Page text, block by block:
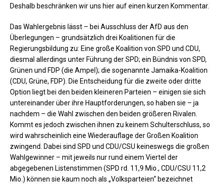
Deshalb beschränken wir uns hier auf einen kurzen Kommentar.
Das Wahlergebnis lässt – bei Ausschluss der AfD aus den
Überlegungen – grundsätzlich drei Koalitionen für die
Regierungsbildung zu: Eine große Koalition von SPD und CDU,
diesmal allerdings unter Führung der SPD; ein Bündnis von SPD,
Grünen und FDP (die Ampel); die sogenannte Jamaika-Koalition
(CDU, Grüne, FDP). Die Entscheidung für die zweite oder dritte
Option liegt bei den beiden kleineren Parteien – einigen sie sich
untereinander über ihre Hauptforderungen, so haben sie – ja
nachdem – die Wahl zwischen den beiden größeren Rivalen.
Kommt es jedoch zwischen ihnen zu keinem Schulterschluss, so
wird wahrscheinlich eine Wiederauflage der Großen Koalition
zwingend. Dabei sind SPD und CDU/CSU keineswegs die großen
Wahlgewinner – mit jeweils nur rund einem Viertel der
abgegebenen Listenstimmen (SPD rd. 11,9 Mio., CDU/CSU 11,2
Mio.) können sie kaum noch als „Volksparteien“ bezeichnet